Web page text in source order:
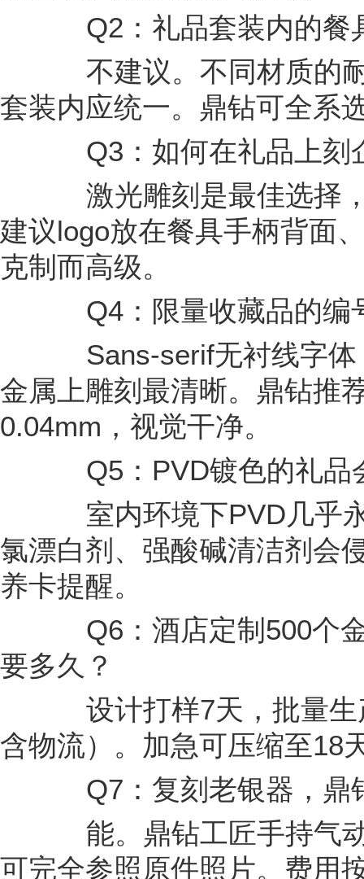
Q2：礼品套装内的餐
不建议。不同材质的耐
套装内应统一。鼎钻可全系
Q3：如何在礼品上刻
激光雕刻是最佳选择，
建议logo放在餐具手柄背面
克制而高级。
Q4：限量收藏品的编
Sans-serif无衬线字体
金属上雕刻最清晰。鼎钻推
0.04mm，视觉干净。
Q5：PVD镀色的礼品
室内环境下PVD几乎永
氯漂白剂、强酸碱清洁剂会
养卡提醒。
Q6：酒店定制500个金
要多久？
设计打样7天，批量生
含物流）。加急可压缩至18
Q7：复刻老银器，鼎
能。鼎钻工匠手持气动
可完全参照原件照片。费用